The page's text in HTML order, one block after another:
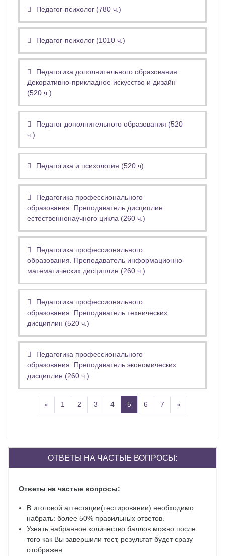
Педагог-психолог (780 ч.)
Педагог-психолог (1010 ч.)
Педагогика дополнительного образования.
Декоративно-прикладное искусство и дизайн
(520 ч.)
Педагог дополнительного образования (520
ч.)
Педагогика и психология (520 ч)
Педагогика профессионального
образования. Преподаватель дисциплин
естественнонаучного цикла (260 ч.)
Педагогика профессионального
образования. Преподаватель информационно-
математических дисциплин (260 ч.)
Педагогика профессионального
образования. Преподаватель технических
дисциплин (520 ч.)
Педагогика профессионального
образования. Преподаватель экономических
дисциплин (260 ч.)
« Назад
1 2 3 4 5(текущая)
6 7 »Далее
ОТВЕТЫ НА ЧАСТЫЕ ВОПРОСЫ:
Ответы на частые вопросы:
В итоговой аттестации(тестировании) необходимо
набрать: более 50% правильных ответов.
Узнать набранное количество баллов можно после
того как Вы завершили тест, результат будет сразу
отображен.